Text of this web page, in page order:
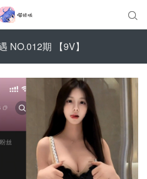

NO.012期 【9V】